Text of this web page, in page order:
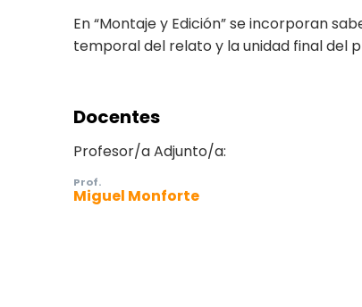
En “Montaje y Edición” se incorporan
temporal del relato y la unidad final del
Docentes
Profesor/a Adjunto/a:
Prof.
Miguel Monforte